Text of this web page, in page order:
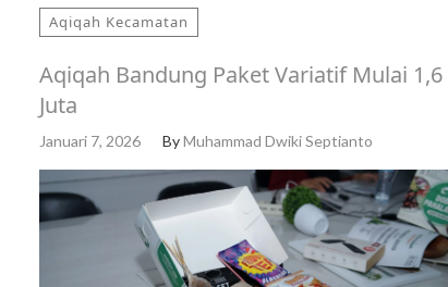
Aqiqah Kecamatan
Aqiqah Bandung Paket Variatif Mulai 1,6
Juta
Januari 7, 2026 ByMuhammad Dwiki Septianto